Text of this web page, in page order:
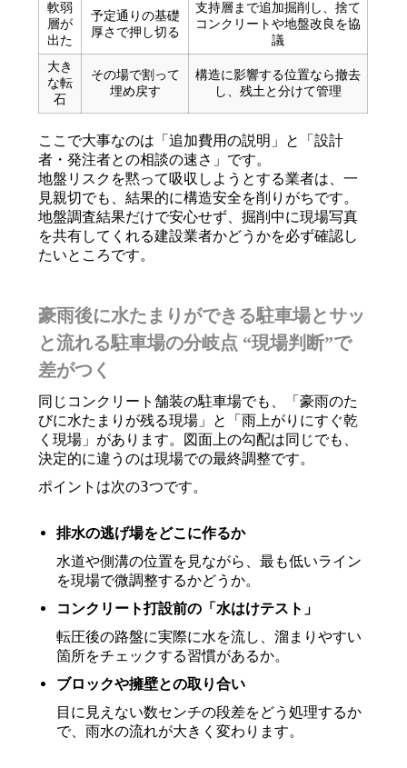
軟弱
層が
出た
予定通りの基礎
厚さで押し切る
支持層まで追加掘削し、捨て
コンクリートや地盤改良を協
議
大き
な転
石
その場で割って
埋め戻す
構造に影響する位置なら撤去
し、残土と分けて管理
ここで大事なのは「追加費用の説明」と「設計
者・発注者との相談の速さ」です。
地盤リスクを黙って吸収しようとする業者は、一
見親切でも、結果的に構造安全を削りがちです。
地盤調査結果だけで安心せず、掘削中に現場写真
を共有してくれる建設業者かどうかを必ず確認し
たいところです。
豪雨後に水たまりができる駐車場とサッ
と流れる駐車場の分岐点 “現場判断”で
差がつく
同じコンクリート舗装の駐車場でも、「豪雨のた
びに水たまりが残る現場」と「雨上がりにすぐ乾
く現場」があります。図面上の勾配は同じでも、
決定的に違うのは現場での最終調整です。
ポイントは次の3つです。
排水の逃げ場をどこに作るか
水道や側溝の位置を見ながら、最も低いライン
を現場で微調整するかどうか。
コンクリート打設前の「水はけテスト」
転圧後の路盤に実際に水を流し、溜まりやすい
箇所をチェックする習慣があるか。
ブロックや擁壁との取り合い
目に見えない数センチの段差をどう処理するか
で、雨水の流れが大きく変わります。